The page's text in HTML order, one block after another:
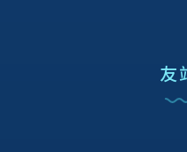
友